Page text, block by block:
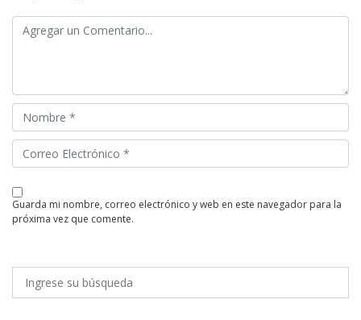
guarda mi nombre, correo electrónico y web en este navegador para la
próxima vez que comente.